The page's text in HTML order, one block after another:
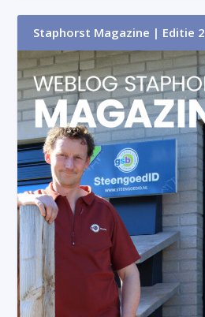
Staphorst Magazine | Editie 2